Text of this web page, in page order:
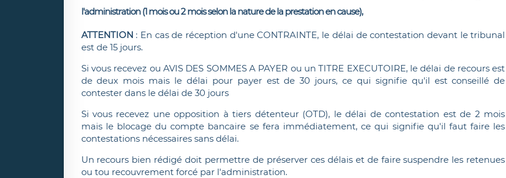
l'administration (1 mois ou 2 mois selon la nature de la prestation en cause),
ATTENTION : En cas de réception d'une CONTRAINTE, le délai de contestation devant le tribunal
est de 15 jours.
Si vous recevez ou AVIS DES SOMMES A PAYER ou un TITRE EXECUTOIRE, le délai de recours est
de deux mois mais le délai pour payer est de 30 jours, ce qui signifie qu'il est conseillé de
contester dans le délai de 30 jours
Si vous recevez une opposition à tiers détenteur (OTD), le délai de contestation est de 2 mois
mais le blocage du compte bancaire se fera immédiatement, ce qui signifie qu'il faut faire les
contestations nécessaires sans délai.
Un recours bien rédigé doit permettre de préserver ces délais et de faire suspendre les retenues
ou tou recouvrement forcé par l'administration.